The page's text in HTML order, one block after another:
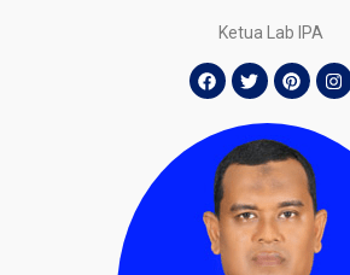
Ketua Lab IPA